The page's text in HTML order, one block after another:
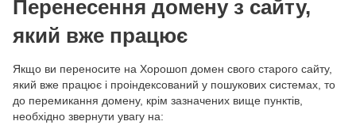
Перенесення домену з сайту,
який вже працює
Якщо ви переносите на Хорошоп домен свого старого сайту,
який вже працює і проіндексований у пошукових системах, то
до перемикання домену, крім зазначених вище пунктів,
необхідно звернути увагу на: